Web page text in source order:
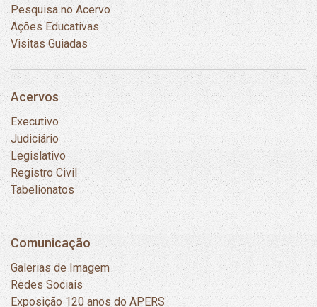
Pesquisa no Acervo
Ações Educativas
Visitas Guiadas
Acervos
Executivo
Judiciário
Legislativo
Registro Civil
Tabelionatos
Comunicação
Galerias de Imagem
Redes Sociais
Exposição 120 anos do APERS